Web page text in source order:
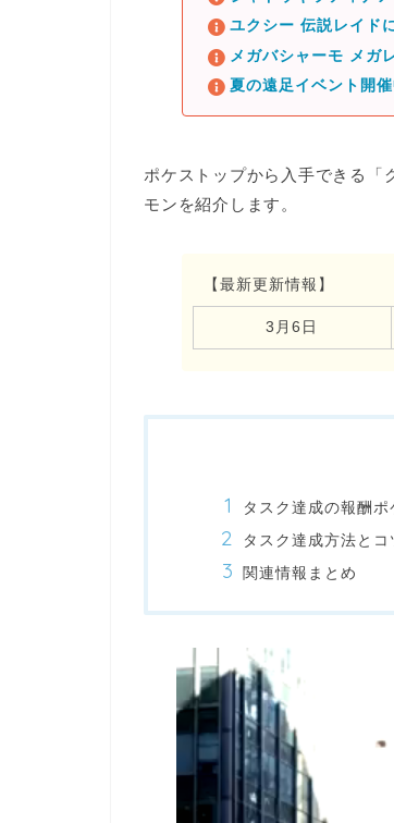
ユクシー 伝説レイド
メガバシャーモ メガ
夏の遠足イベント開
ポケストップから入手できる「
モンを紹介します。
【最新更新情報】
3月6日
タスク達成の報酬ポ
タスク達成方法とコ
関連情報まとめ